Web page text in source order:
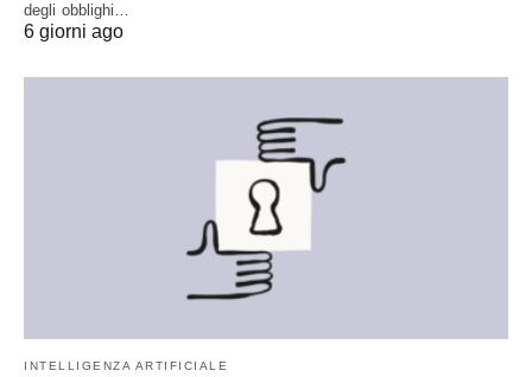
degli obblighi…
6 giorni ago
INTELLIGENZA ARTIFICIALE